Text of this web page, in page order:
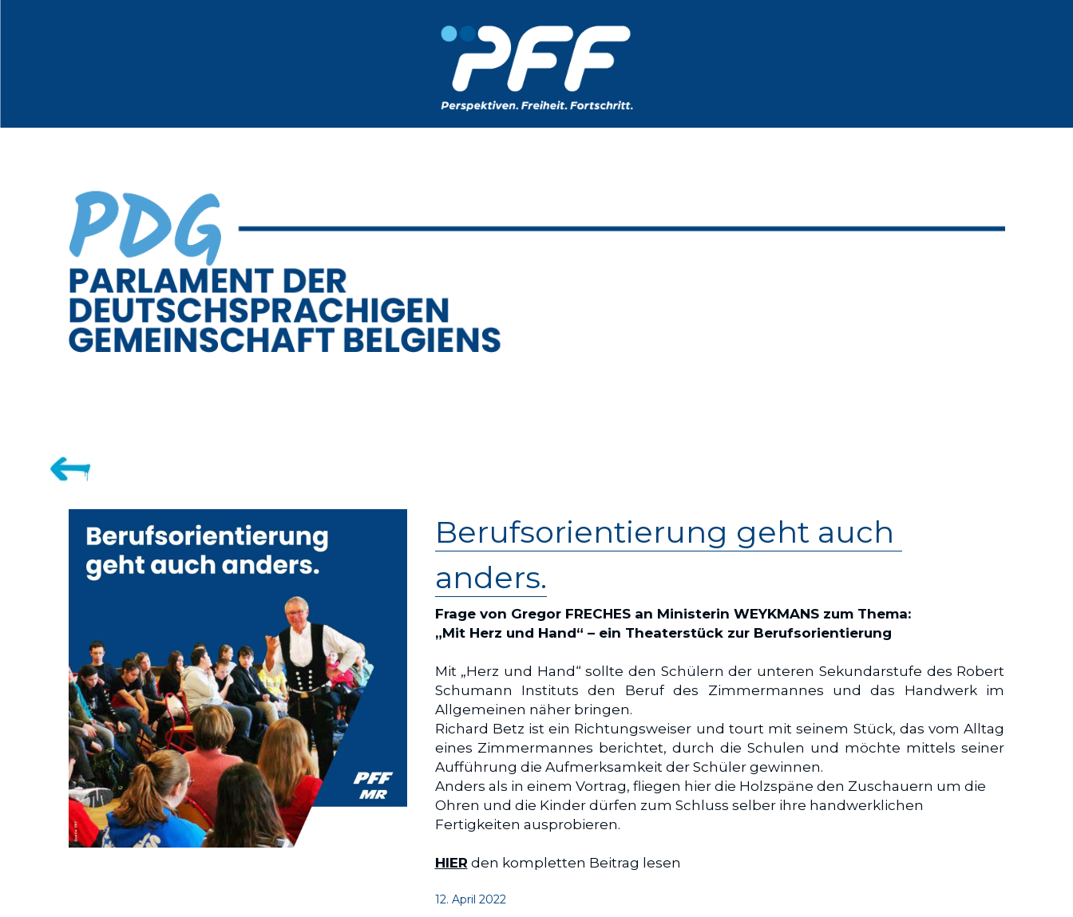
Berufsorientierung geht auch
anders.
Frage von Gregor FRECHES an Ministerin WEYKMANS zum Thema:
„Mit Herz und Hand“ – ein Theaterstück zur Berufsorientierung
Mit „Herz und Hand“ sollte den Schülern der unteren Sekundarstufe des Robert
Schumann Instituts den Beruf des Zimmermannes und das Handwerk im
Allgemeinen näher bringen.
Richard Betz ist ein Richtungsweiser und tourt mit seinem Stück, das vom Alltag
eines Zimmermannes berichtet, durch die Schulen und möchte mittels seiner
Aufführung die Aufmerksamkeit der Schüler gewinnen.
Anders als in einem Vortrag, fliegen hier die Holzspäne den Zuschauern um die
Ohren und die Kinder dürfen zum Schluss selber ihre handwerklichen
Fertigkeiten ausprobieren.
HIER den kompletten Beitrag lesen
12. April 2022